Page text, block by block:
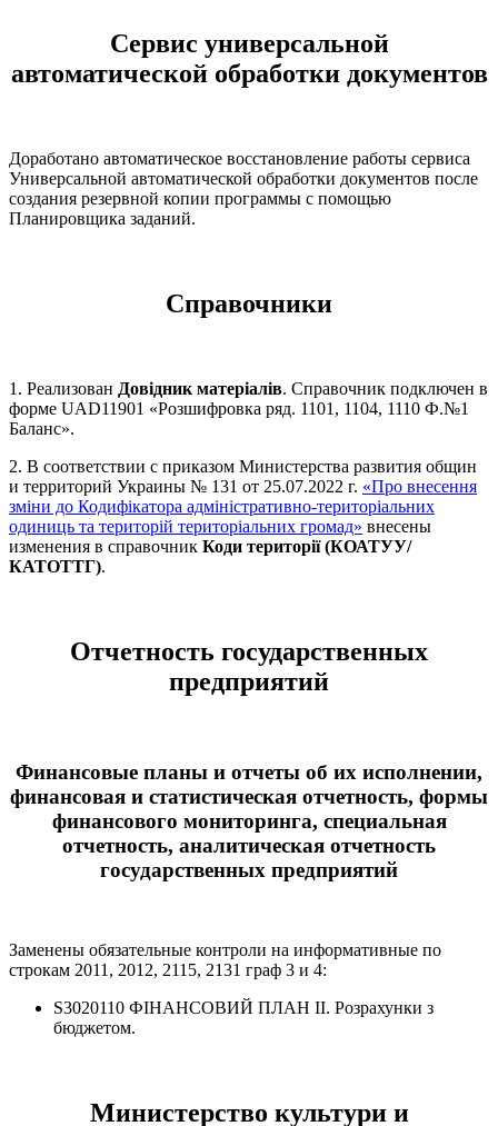
Сервис универсальной
автоматической обработки документов
Доработано автоматическое восстановление работы сервиса
Универсальной автоматической обработки документов после
создания резервной копии программы с помощью
Планировщика заданий.
Справочники
1. Реализован Довідник матеріалів. Справочник подключен в
форме UAD11901 «Розшифровка ряд. 1101, 1104, 1110 Ф.№1
Баланс».
2. В соответствии с приказом Министерства развития общин
и территорий Украины № 131 от 25.07.2022 г. «Про внесення
зміни до Кодифікатора адміністративно-територіальних
одиниць та територій територіальних громад» внесены
изменения в справочник Коди території (КОАТУУ/
КАТОТТГ).
Отчетность государственных
предприятий
Финансовые планы и отчеты об их исполнении,
финансовая и статистическая отчетность, формы
финансового мониторинга, специальная
отчетность, аналитическая отчетность
государственных предприятий
Заменены обязательные контроли на информативные по
строкам 2011, 2012, 2115, 2131 граф 3 и 4:
S3020110 ФІНАНСОВИЙ ПЛАН ІІ. Розрахунки з
бюджетом.
Министерство культури и